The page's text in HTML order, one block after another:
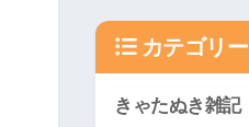
カテゴリー
きゃたぬき雑記